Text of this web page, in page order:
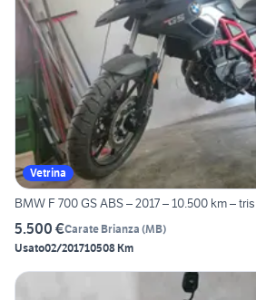
Vetrina
BMW F 700 GS ABS – 2017 – 10.500 km –
5.500 €Carate Brianza (MB)
Usato02/201710508 Km